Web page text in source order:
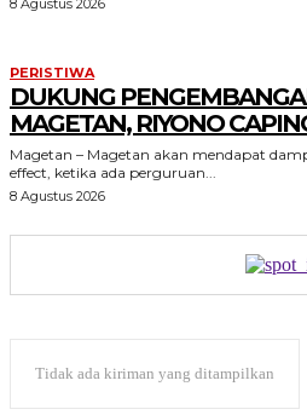
8 Agustus 2026
PERISTIWA
DUKUNG
MAGETAN, RIYONO
Magetan – Magetan akan mendapat
effect, ketika ada perguruan...
8 Agustus 2026
Tidak ada kiriman yang ditampilkan